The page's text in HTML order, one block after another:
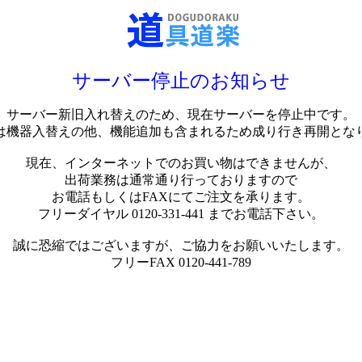
サーバー停止のお知らせ
サーバー新旧入れ替えのため、現在サーバーを停止中です。
機器入替えの他、機能追加も含まれるため成り行き再開とな
現在、インターネットでのお買い物はできませんが、
出荷業務は通常通り行っておりますので
お電話もしくはFAXにてご注文を承ります。
フリーダイヤル 0120-331-441 までお電話下さい。
誠に恐縮ではございますが、ご協力をお願いいたします。
フリーFAX 0120-441-789